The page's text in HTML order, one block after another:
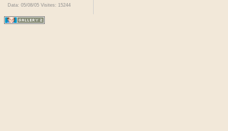
Data: 05/08/05 Visites: 15244